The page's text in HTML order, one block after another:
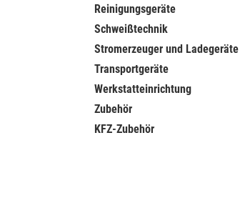
Reinigungsgeräte
Schweißtechnik
Stromerzeuger und Ladegeräte
Transportgeräte
Werkstatteinrichtung
Zubehör
KFZ-Zubehör